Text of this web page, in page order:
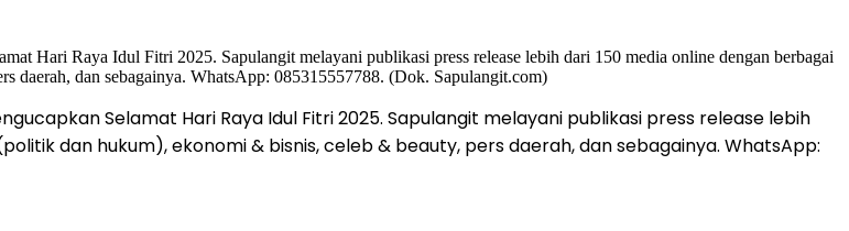
Selamat Hari Raya Idul Fitri 2025. Sapulangit melayani publikasi press release lebih
dan hukum), ekonomi & bisnis, celeb & beauty, pers daerah, dan sebagainya. WhatsApp: